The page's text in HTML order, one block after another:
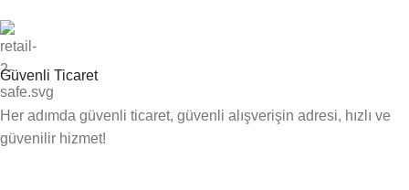
Güvenli Ticaret
Her adımda güvenli ticaret, güvenli alışverişin adresi, hızlı ve
güvenilir hizmet!